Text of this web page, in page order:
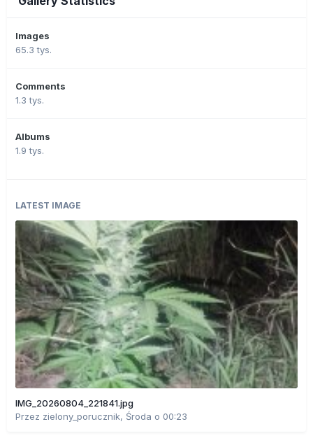
Images
65.3 tys.
Comments
1.3 tys.
Albums
1.9 tys.
LATEST IMAGE
IMG_20260804_221841.jpg
Przez zielony_porucznik, Środa o 00:23